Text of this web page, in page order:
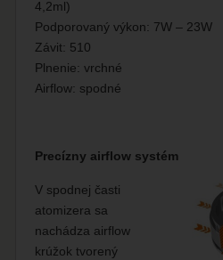
4,2ml)
Podporovaný výkon: 7W – 23W
Závit: 510
Plnenie: vrchné
Airflow: spodné
Precízny airflow systém
V spodnej časti
atomizera sa
nachádza airflow
krúžok tvorený